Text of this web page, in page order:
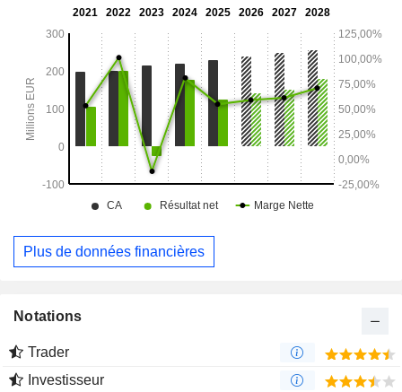
Plus de données financières
Notations
Trader
Investisseur